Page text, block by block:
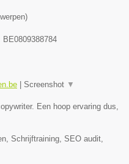
)
BE0809388784
Screenshot ▼
Een hoop ervaring dus,
Schrijftraining, SEO audit,